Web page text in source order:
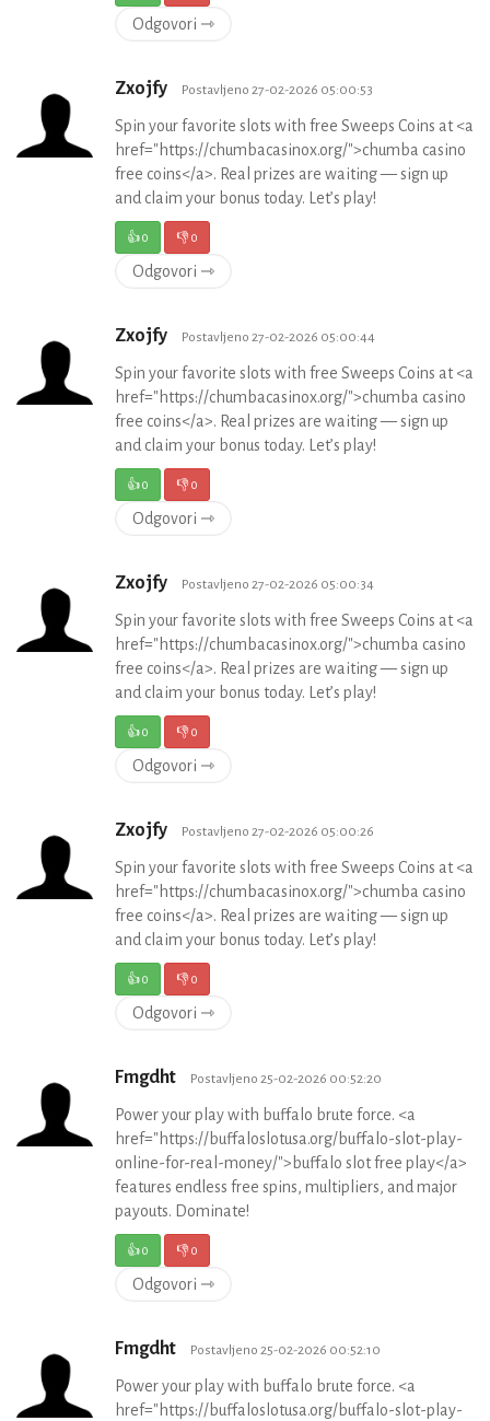
Odgovori ⇾
Zxojfy Postavljeno 27-02-2026 05:00:53
Spin your favorite slots with free Sweeps Coins at <a
href="https://chumbacasinox.org/">chumba casino
free coins</a>. Real prizes are waiting — sign up
and claim your bonus today. Let’s play!
👍0 👎0
Odgovori ⇾
Zxojfy Postavljeno 27-02-2026 05:00:44
Spin your favorite slots with free Sweeps Coins at <a
href="https://chumbacasinox.org/">chumba casino
free coins</a>. Real prizes are waiting — sign up
and claim your bonus today. Let’s play!
👍0 👎0
Odgovori ⇾
Zxojfy Postavljeno 27-02-2026 05:00:34
Spin your favorite slots with free Sweeps Coins at <a
href="https://chumbacasinox.org/">chumba casino
free coins</a>. Real prizes are waiting — sign up
and claim your bonus today. Let’s play!
👍0 👎0
Odgovori ⇾
Zxojfy Postavljeno 27-02-2026 05:00:26
Spin your favorite slots with free Sweeps Coins at <a
href="https://chumbacasinox.org/">chumba casino
free coins</a>. Real prizes are waiting — sign up
and claim your bonus today. Let’s play!
👍0 👎0
Odgovori ⇾
Fmgdht Postavljeno 25-02-2026 00:52:20
Power your play with buffalo brute force. <a
href="https://buffaloslotusa.org/buffalo-slot-play-
online-for-real-money/">buffalo slot free play</a>
features endless free spins, multipliers, and major
payouts. Dominate!
👍0 👎0
Odgovori ⇾
Fmgdht Postavljeno 25-02-2026 00:52:10
Power your play with buffalo brute force. <a
href="https://buffaloslotusa.org/buffalo-slot-play-